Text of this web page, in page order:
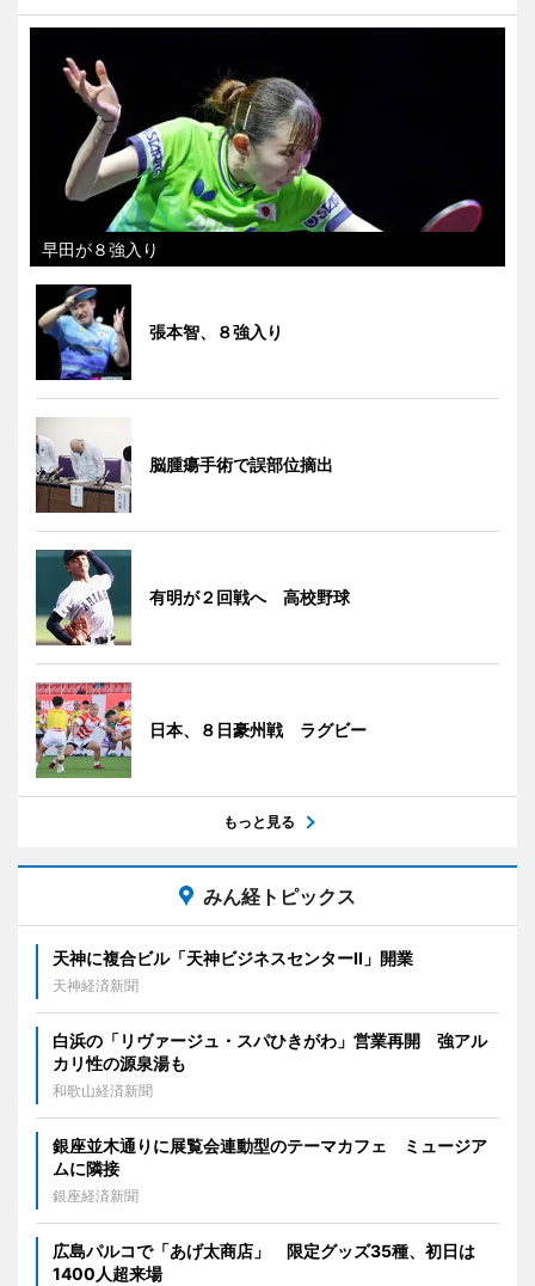
早田が８強入り
張本智、８強入り
脳腫瘍手術で誤部位摘出
有明が２回戦へ 高校野球
日本、８日豪州戦 ラグビー
もっと見る
みん経トピックス
天神に複合ビル「天神ビジネスセンターII」開業
天神経済新聞
白浜の「リヴァージュ・スパひきがわ」営業再開 強アル
カリ性の源泉湯も
和歌山経済新聞
銀座並木通りに展覧会連動型のテーマカフェ ミュージア
ムに隣接
銀座経済新聞
広島パルコで「あげ太商店」 限定グッズ35種、初日は
1400人超来場